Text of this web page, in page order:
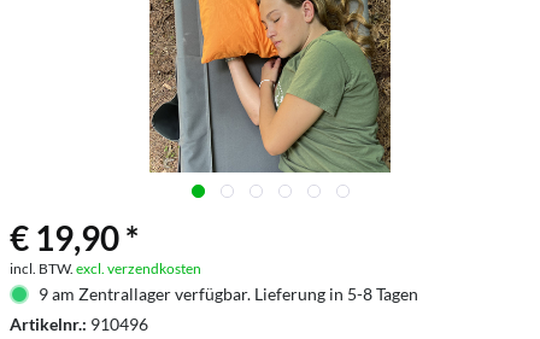
€ 19,90 *
incl. BTW. excl. verzendkosten
9 am Zentrallager verfügbar. Lieferung in 5-8 Tagen
Artikelnr.: 910496